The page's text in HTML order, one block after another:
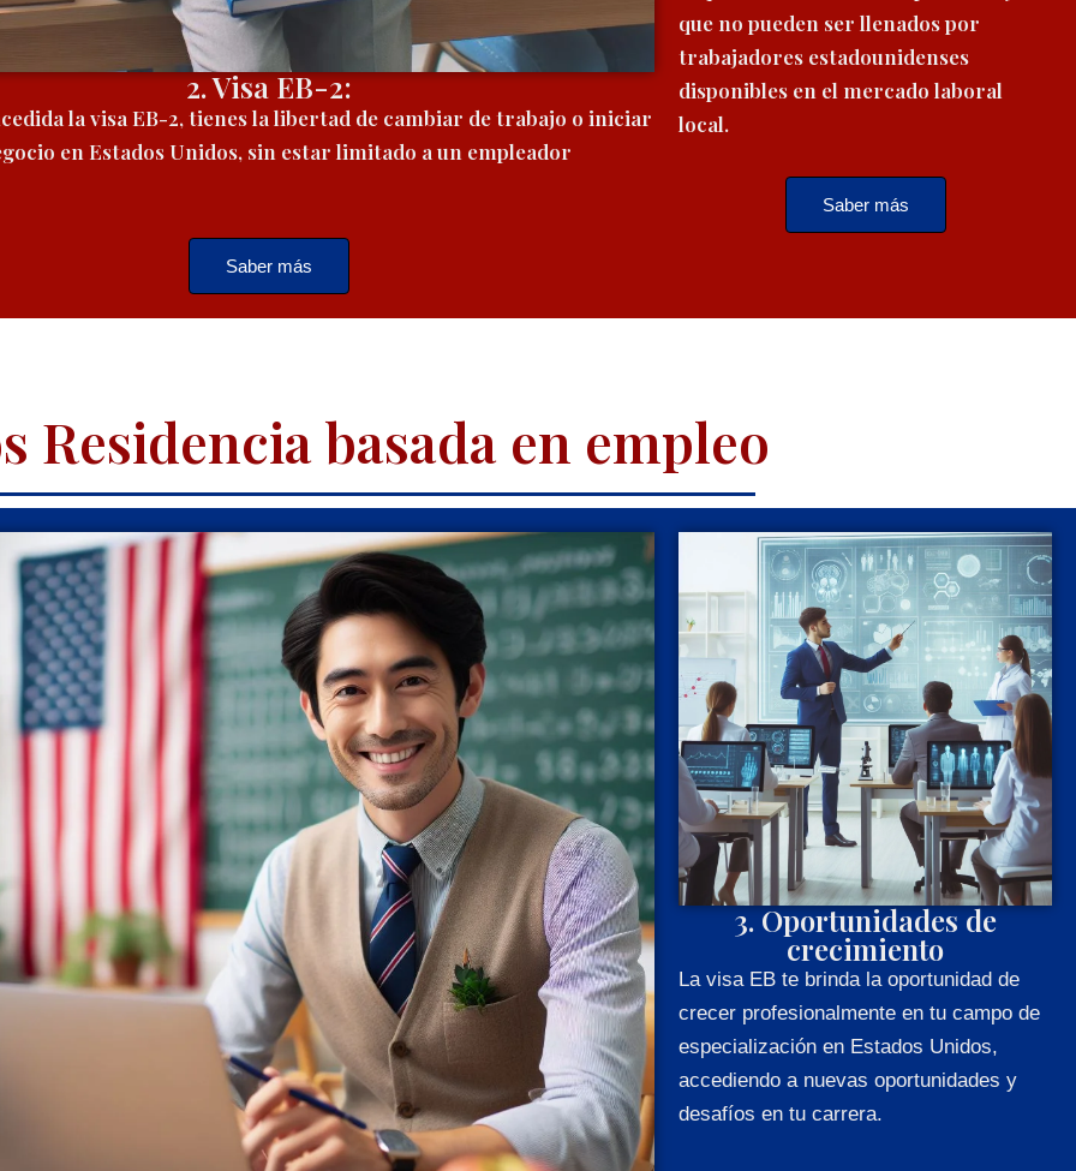
2. Visa EB-2:
la visa EB-2, tienes la libertad de cambiar de trabajo o iniciar
en Estados Unidos, sin estar limitado a un empleador
Saber más
que no pueden ser llenados por
trabajadores estadounidenses
disponibles en el mercado laboral
local.
Saber más
Residencia basada en empleo
3. Oportunidades de
crecimiento
La visa EB te brinda la oportunidad de
crecer profesionalmente en tu campo de
especialización en Estados Unidos,
accediendo a nuevas oportunidades y
desafíos en tu carrera.